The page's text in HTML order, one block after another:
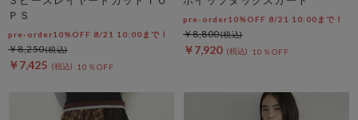
ＰＳ
pre-order10%OFF 8/21 10:00まで！
￥7,425 10％OFF
￥8,250
pre-order10%OFF 8/21 10:00まで！
￥7,920 10％OFF
￥8,800